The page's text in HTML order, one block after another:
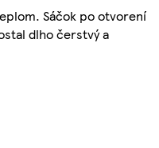
Sáčok po otvorení
dlho čerstvý a